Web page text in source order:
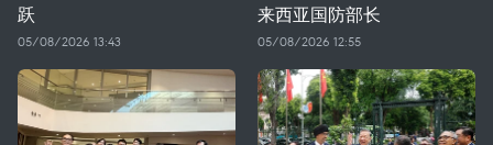
跃
05/08/2026 13:43
来西亚国防部长
05/08/2026 12:55